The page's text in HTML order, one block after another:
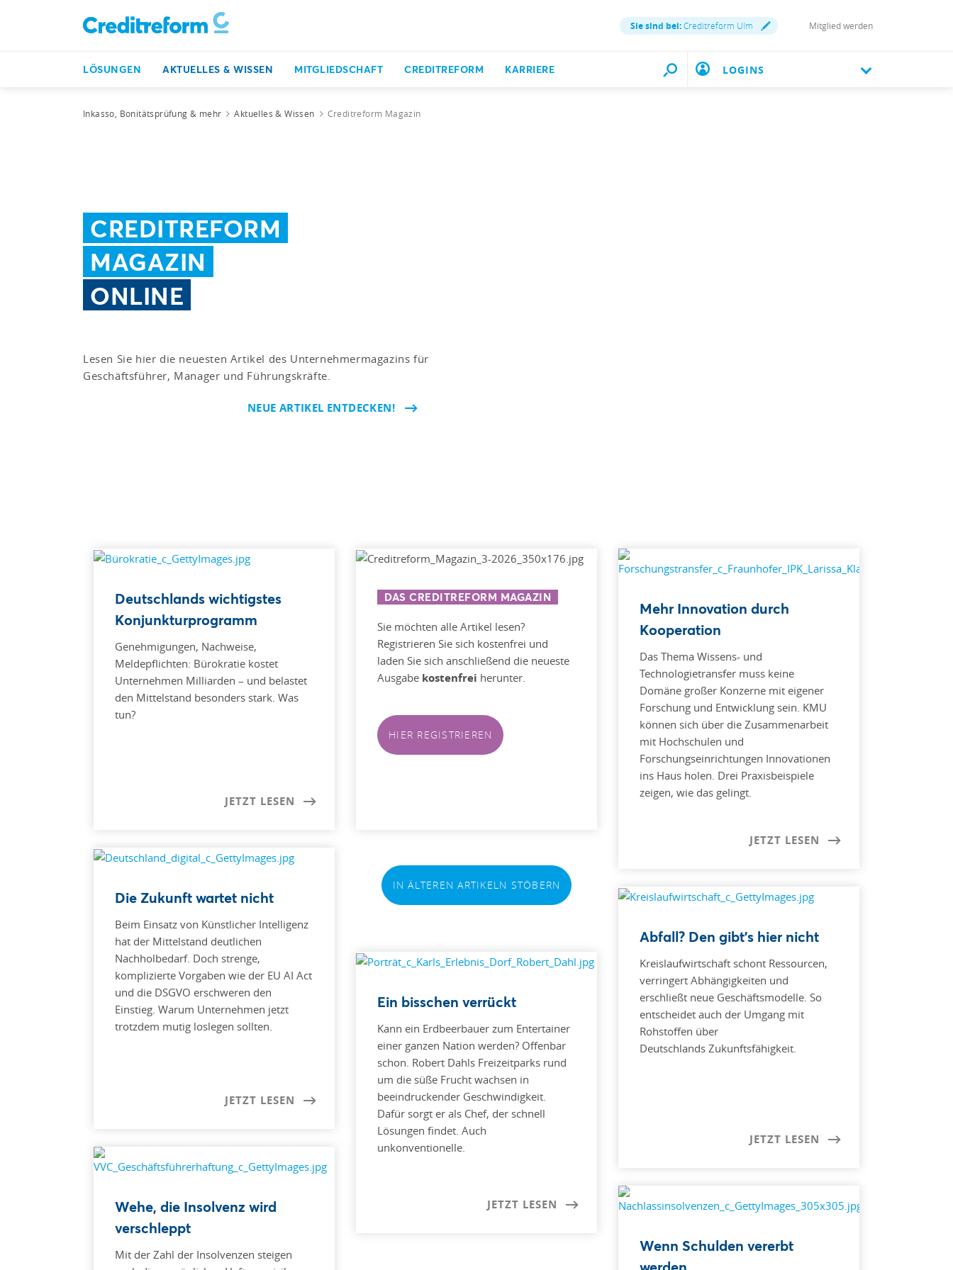
Sie sind bei:Creditreform Ulm Mitglied werden
LÖSUNGEN AKTUELLES & WISSEN MITGLIEDSCHAFT CREDITREFORM KARRIERE LOGINS
Inkasso, Bonitätsprüfung & mehr Aktuelles & Wissen Creditreform Magazin
CREDITREFORM
MAGAZIN
ONLINE
Lesen Sie hier die neuesten Artikel des Unternehmermagazins für
Geschäftsführer, Manager und Führungskräfte.
NEUE ARTIKEL ENTDECKEN!
Deutschlands wichtigstes
Konjunkturprogramm
Genehmigungen, Nachweise,
Meldepflichten: Bürokratie kostet
Unternehmen Milliarden – und belastet
den Mittelstand besonders stark. Was
tun?
JETZT LESEN
Die Zukunft wartet nicht
Beim Einsatz von Künstlicher Intelligenz
hat der Mittelstand deutlichen
Nachholbedarf. Doch strenge,
komplizierte Vorgaben wie der EU AI Act
und die DSGVO erschweren den
Einstieg. Warum Unternehmen jetzt
trotzdem mutig loslegen sollten.
JETZT LESEN
Wehe, die Insolvenz wird
verschleppt
Mit der Zahl der Insolvenzen steigen
DAS CREDITREFORM MAGAZIN
Sie möchten alle Artikel lesen?
Registrieren Sie sich kostenfrei und
laden Sie sich anschließend die neueste
Ausgabe kostenfrei herunter.
HIER REGISTRIEREN
IN ÄLTEREN ARTIKELN STÖBERN
Ein bisschen verrückt
Kann ein Erdbeerbauer zum Entertainer
einer ganzen Nation werden? Offenbar
schon. Robert Dahls Freizeitparks rund
um die süße Frucht wachsen in
beeindruckender Geschwindigkeit.
Dafür sorgt er als Chef, der schnell
Lösungen findet. Auch
unkonventionelle.
JETZT LESEN
Mehr Innovation durch
Kooperation
Das Thema Wissens- und
Technologietransfer muss keine
Domäne großer Konzerne mit eigener
Forschung und Entwicklung sein. KMU
können sich über die Zusammenarbeit
mit Hochschulen und
Forschungseinrichtungen Innovationen
ins Haus holen. Drei Praxisbeispiele
zeigen, wie das gelingt.
JETZT LESEN
Abfall? Den gibt’s hier nicht
Kreislaufwirtschaft schont Ressourcen,
verringert Abhängigkeiten und
erschließt neue Geschäftsmodelle. So
entscheidet auch der Umgang mit
Rohstoffen über
Deutschlands Zukunftsfähigkeit.
JETZT LESEN
Wenn Schulden vererbt